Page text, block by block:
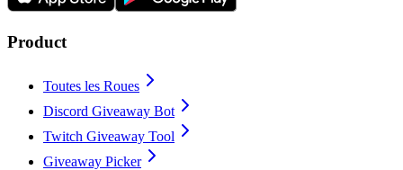
Product
Toutes les Roues
Discord Giveaway Bot
Twitch Giveaway Tool
Giveaway Picker